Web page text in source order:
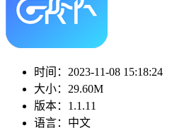
时间： 2023-11-08 15:18:24
大小： 29.60M
版本： 1.1.11
语言： 中文